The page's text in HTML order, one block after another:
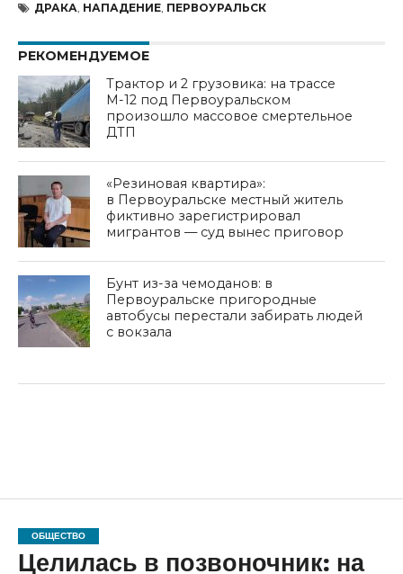
ДРАКА, НАПАДЕНИЕ, ПЕРВОУРАЛЬСК
РЕКОМЕНДУЕМОЕ
Трактор и 2 грузовика: на трассе
М-12 под Первоуральском
произошло массовое смертельное
ДТП
«Резиновая квартира»:
в Первоуральске местный житель
фиктивно зарегистрировал
мигрантов — суд вынес приговор
Бунт из-за чемоданов: в
Первоуральске пригородные
автобусы перестали забирать людей
с вокзала
ОБЩЕСТВО
Целилась в позвоночник: на